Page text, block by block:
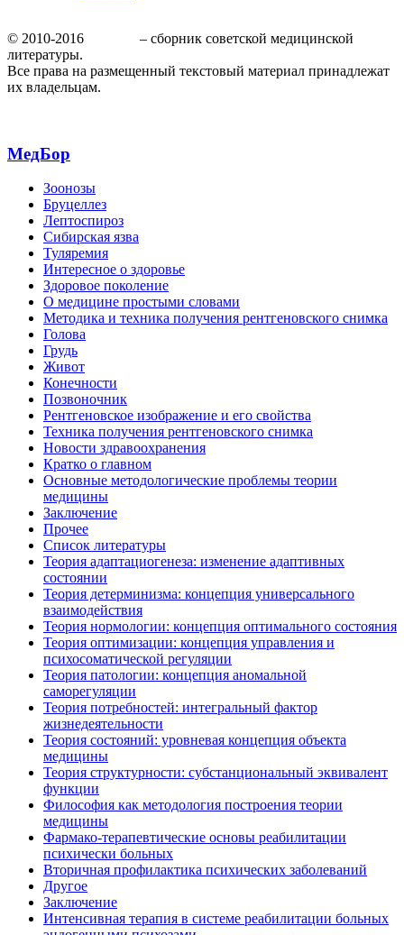
© 2010-2016
– сборник советской медицинской
литературы.
Все права на размещенный текстовый материал принадлежат
их владельцам.
МедБор
Зоонозы
Бруцеллез
Лептоспироз
Сибирская язва
Туляремия
Интересное о здоровье
Здоровое поколение
О медицине простыми словами
Методика и техника получения рентгеновского снимка
Голова
Грудь
Живот
Конечности
Позвоночник
Рентгеновское изображение и его свойства
Техника получения рентгеновского снимка
Новости здравоохранения
Кратко о главном
Основные методологические проблемы теории
медицины
Заключение
Прочее
Список литературы
Теория адаптациогенеза: изменение адаптивных
состоянии
Теория детерминизма: концепция универсального
взаимодействия
Теория нормологии: концепция оптимального состояния
Теория оптимизации: концепция управления и
психосоматической регуляции
Теория патологии: концепция аномальной
саморегуляции
Теория потребностей: интегральный фактор
жизнедеятельности
Теория состояний: уровневая концепция объекта
медицины
Теория структурности: субстанциональный эквивалент
функции
Философия как методология построения теории
медицины
Фармако-терапевтические основы реабилитации
психически больных
Вторичная профилактика психических заболеваний
Другое
Заключение
Интенсивная терапия в системе реабилитации больных